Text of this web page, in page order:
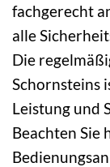
fachgerecht
alle
Die
Schornsteins
Leistung und
Beachten Sie